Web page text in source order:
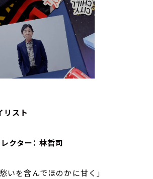
リスト
クター： 林哲司
いを含んでほのかに甘く｣